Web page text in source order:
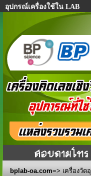
อุปกรณ์เครื่องใช้ใน LAB
bplab-oa.com=> เครื่องวั